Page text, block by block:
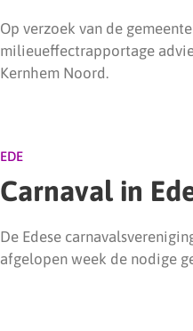
Op verzoek van de
milieueffectrapportage
Kernhem Noord.
EDE
Carnaval in
De Edese
afgelopen week de nodige